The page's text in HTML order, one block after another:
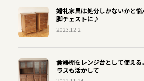
婚礼家具は処分しかないかと
脚チェストに♪
2023.12.2
食器棚をレンジ台として使え
ラスも活かして